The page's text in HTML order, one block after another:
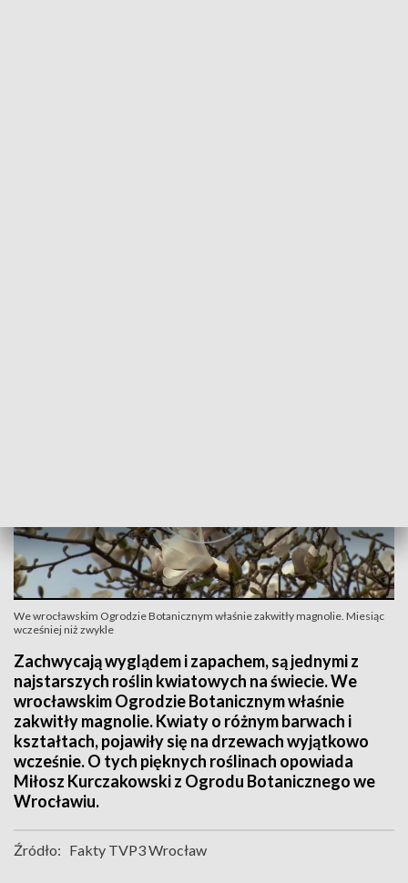
We wrocławskim Ogrodzie Botanicznym właśnie zakwitły magnolie. Miesiąc
wcześniej niż zwykle
Zachwycają wyglądem i zapachem, są jednymi z
najstarszych roślin kwiatowych na świecie. We
wrocławskim Ogrodzie Botanicznym właśnie
zakwitły magnolie. Kwiaty o różnym barwach i
kształtach, pojawiły się na drzewach wyjątkowo
wcześnie. O tych pięknych roślinach opowiada
Miłosz Kurczakowski z Ogrodu Botanicznego we
Wrocławiu.
Źródło: Fakty TVP3 Wrocław